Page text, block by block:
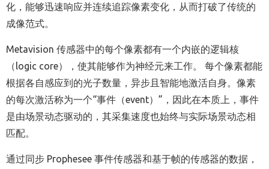
化，能够迅速响应并连续追踪像素变化，从而打破了传统的
成像范式。
Metavision 传感器中的每个像素都有一个内嵌的逻辑核
（logic core），使其能够作为神经元来工作。
每个像素都能
根据各自感应到的光子数量，异步且智能地激活自身。像素
的每次激活称为一个“事件（event） ” ，因此在本质上，事件
是由场景动态驱动的，其采集速度也始终与实际场景动态相
匹配。
通过同步 Prophesee 事件传感器和基于帧的传感器的数据，